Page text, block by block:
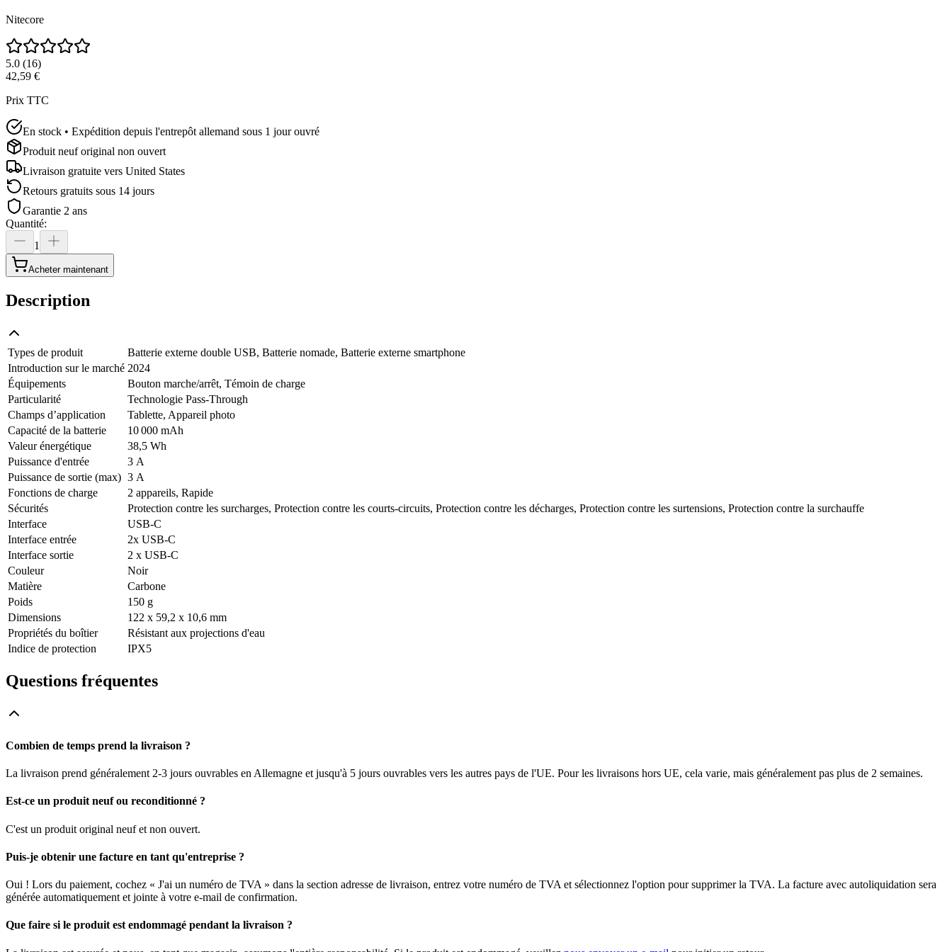
Nitecore
5.0 (16)
42,59 €
Prix TTC
En stock • Expédition depuis l'entrepôt allemand sous 1 jour ouvré
Produit neuf original non ouvert
Livraison gratuite vers United States
Retours gratuits sous 14 jours
Garantie 2 ans
Quantité:
1
Acheter maintenant
Description
Types de produit
Batterie externe double USB, Batterie nomade, Batterie externe smartphone
Introduction sur le marché 2024
Équipements
Bouton marche/arrêt, Témoin de charge
Particularité
Technologie Pass-Through
Champs d’application
Tablette, Appareil photo
Capacité de la batterie
10 000 mAh
Valeur énergétique
38,5 Wh
Puissance d'entrée
3 A
Puissance de sortie (max) 3 A
Fonctions de charge
2 appareils, Rapide
Sécurités
Protection contre les surcharges, Protection contre les courts-circuits, Protection contre les décharges, Protection contre les surtensions, Protection contre la surchauffe
Interface
USB-C
Interface entrée
2x USB-C
Interface sortie
2 x USB-C
Couleur
Noir
Matière
Carbone
Poids
150 g
Dimensions
122 x 59,2 x 10,6 mm
Propriétés du boîtier
Résistant aux projections d'eau
Indice de protection
IPX5
Questions fréquentes
Combien de temps prend la livraison ?
La livraison prend généralement 2-3 jours ouvrables en Allemagne et jusqu'à 5 jours ouvrables vers les autres pays de l'UE. Pour les livraisons hors UE, cela varie, mais généralement pas plus de 2 semaines.
Est-ce un produit neuf ou reconditionné ?
C'est un produit original neuf et non ouvert.
Puis-je obtenir une facture en tant qu'entreprise ?
Oui ! Lors du paiement, cochez « J'ai un numéro de TVA » dans la section adresse de livraison, entrez votre numéro de TVA et sélectionnez l'option pour supprimer la TVA. La facture avec autoliquidation sera
générée automatiquement et jointe à votre e-mail de confirmation.
Que faire si le produit est endommagé pendant la livraison ?